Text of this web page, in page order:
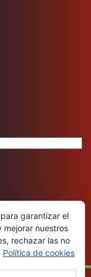
garantizar el
mejorar nuestros
rechazar las no
Política de cookies